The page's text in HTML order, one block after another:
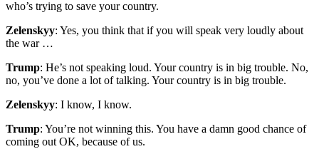
who’s trying to save your country.
Zelenskyy: Yes, you think that if you will speak very loudly about
the war …
Trump: He’s not speaking loud. Your country is in big trouble. No,
no, you’ve done a lot of talking. Your country is in big trouble.
Zelenskyy: I know, I know.
Trump: You’re not winning this. You have a damn good chance of
coming out OK, because of us.